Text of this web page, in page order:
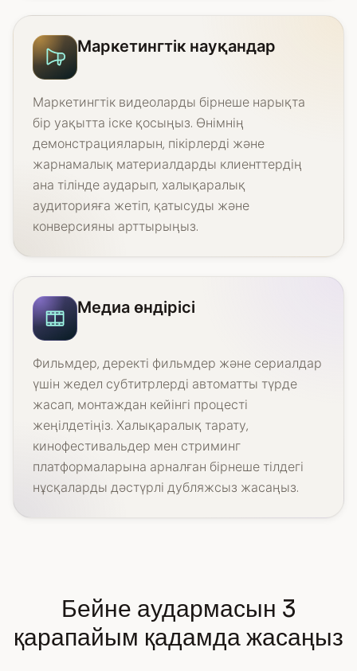
Маркетингтік науқандар
Маркетингтік видеоларды бірнеше нарықта
бір уақытта іске қосыңыз. Өнімнің
демонстрацияларын, пікірлерді және
жарнамалық материалдарды клиенттердің
ана тілінде аударып, халықаралық
аудиторияға жетіп, қатысуды және
конверсияны арттырыңыз.
Медиа өндірісі
Фильмдер, деректі фильмдер және сериалдар
үшін жедел субтитрлерді автоматты түрде
жасап, монтаждан кейінгі процесті
жеңілдетіңіз. Халықаралық тарату,
кинофестивальдер мен стриминг
платформаларына арналған бірнеше тілдегі
нұсқаларды дәстүрлі дубляжсыз жасаңыз.
Бейне аудармасын 3
қарапайым қадамда жасаңыз